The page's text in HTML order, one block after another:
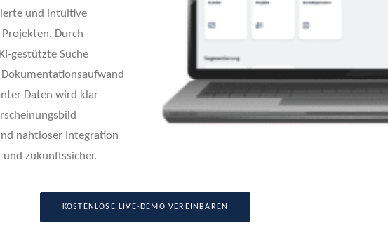
und intuitive
Durch
gestützte Suche
Daten wird klar
nahtloser Integration
und zukunftssicher.
KOSTENLOSE LIVE-DEMO VEREINBAREN